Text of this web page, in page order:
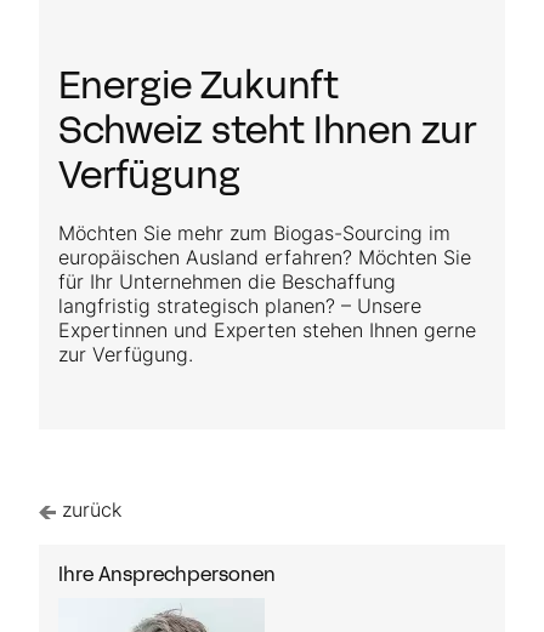
Energie Zukunft
Schweiz steht Ihnen zur
Verfügung
Möchten Sie mehr zum Biogas-Sourcing im
europäischen Ausland erfahren? Möchten Sie
für Ihr Unternehmen die Beschaffung
langfristig strategisch planen? – Unsere
Expertinnen und Experten stehen Ihnen gerne
zur Verfügung.
zurück
Ihre Ansprechpersonen